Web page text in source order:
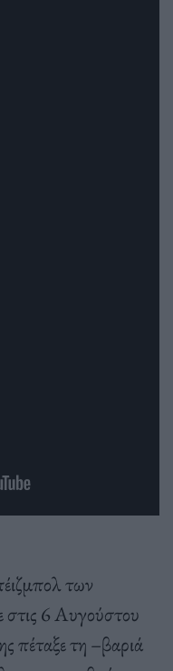
των
6 Αυγούστου
πέταξε τη –βαριά